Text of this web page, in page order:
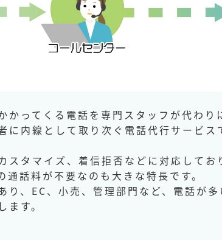
かってくる電話を専門スタッフが代わり
に内線として取り次ぐ電話代行サービス
スタマイズ、着信拒否などに対応して
話料が不要なのも大きな特長です。
り、EC、小売、管理部門など、電話が
す。